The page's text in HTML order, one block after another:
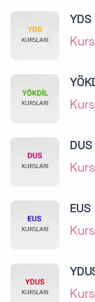
YDS
DUS
EUS